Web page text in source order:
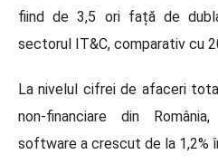
fiind de 3,5 ori față de
sectorul IT&C, comparativ cu
La nivelul cifrei de afaceri
non-financiare din
software a crescut de la 1,2%